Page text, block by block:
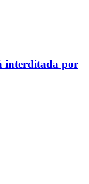
interditada por